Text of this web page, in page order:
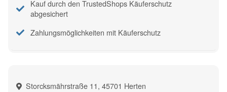
Storcksmährstraße 11, 45701 Herten
Kauf durch den TrustedShops Käuferschutz
abgesichert
Zahlungsmöglichkeiten mit Käuferschutz